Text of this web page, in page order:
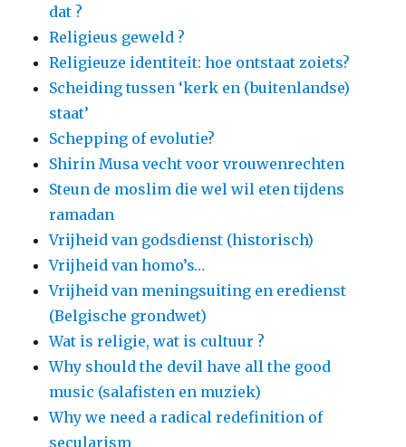
dat ?
Religieus geweld ?
Religieuze identiteit: hoe ontstaat zoiets?
Scheiding tussen ‘kerk en (buitenlandse)
staat’
Schepping of evolutie?
Shirin Musa vecht voor vrouwenrechten
Steun de moslim die wel wil eten tijdens
ramadan
Vrijheid van godsdienst (historisch)
Vrijheid van homo’s…
Vrijheid van meningsuiting en eredienst
(Belgische grondwet)
Wat is religie, wat is cultuur ?
Why should the devil have all the good
music (salafisten en muziek)
Why we need a radical redefinition of
secularism